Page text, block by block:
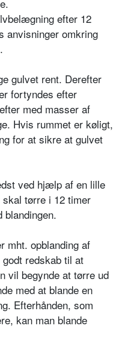
efter 12
anvisninger omkring
gulvet rent. Derefter
fortyndes efter
med masser af
Hvis rummet er køligt,
for at sikre at gulvet
ved hjælp af en lille
tørre i 12 timer
mht. opblanding af
redskab til at
vil begynde at tørre ud
med at blande en
Efterhånden, som
kan man blande